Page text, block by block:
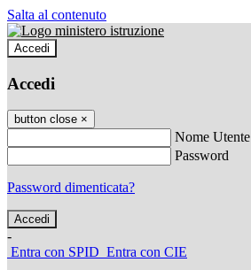
Salta al contenuto
Accedi
Accedi
button close ×
Nome Utente
Password
Password dimenticata?
-
Entra con SPID Entra con CIE